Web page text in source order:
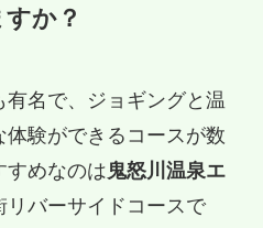
か？
名で、ジョギングと温
験ができるコースが数
すめなのは 鬼怒川温泉エ
バーサイドコースで